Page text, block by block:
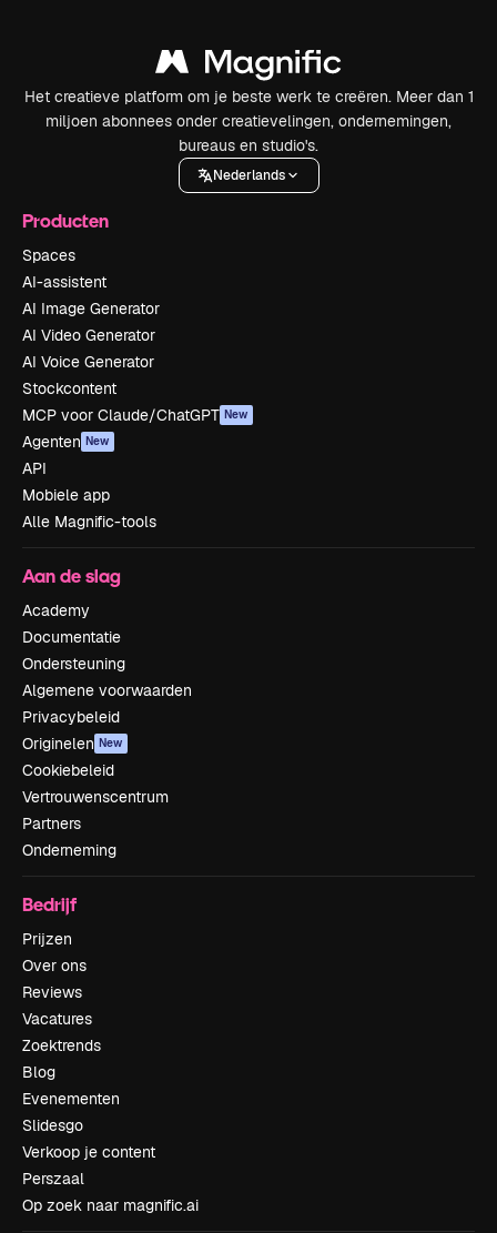
Het creatieve platform om je beste werk te creëren. Meer dan 1
miljoen abonnees onder creatievelingen, ondernemingen,
bureaus en studio's.
Nederlands
Producten
Spaces
AI-assistent
AI Image Generator
AI Video Generator
AI Voice Generator
Stockcontent
MCP voor Claude/ChatGPT New
Agenten New
API
Mobiele app
Alle Magnific-tools
Aan de slag
Academy
Documentatie
Ondersteuning
Algemene voorwaarden
Privacybeleid
Originelen New
Cookiebeleid
Vertrouwenscentrum
Partners
Onderneming
Bedrijf
Prijzen
Over ons
Reviews
Vacatures
Zoektrends
Blog
Evenementen
Slidesgo
Verkoop je content
Perszaal
Op zoek naar magnific.ai